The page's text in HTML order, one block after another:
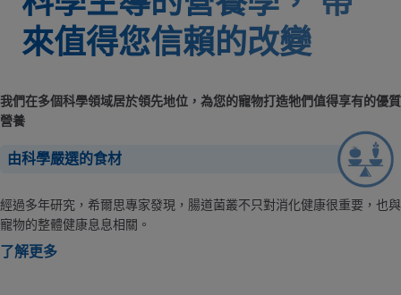
來值得您信賴的改變
我們在多個科學領域居於領先地位，為您的寵物打造牠們值得享有的優質
營養
由科學嚴選的食材
經過多年研究，希爾思專家發現，腸道菌叢不只對消化健康很重要，也與
寵物的整體健康息息相關。
了解更多